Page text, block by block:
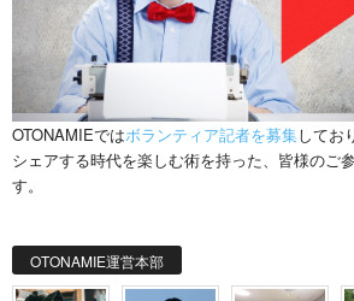
OTONAMIEではボランティア記者を募集してお
シェアする時代を楽しむ術を持った、皆様のご
す。
OTONAMIE運営本部